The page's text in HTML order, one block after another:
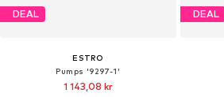
DEAL
ESTRO
Pumps '9297-1'
1 143,08 kr
DEAL